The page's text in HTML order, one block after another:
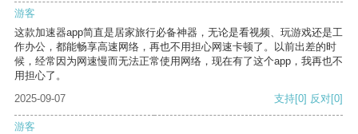
游客
这款加速器app简直是居家旅行必备神器，无论是看视频、玩游戏还是工
作办公，都能畅享高速网络，再也不用担心网速卡顿了。以前出差的时
候，经常因为网速慢而无法正常使用网络，现在有了这个app，我再也不
用担心了。
2025-09-07
支持[0] 反对[0]
游客